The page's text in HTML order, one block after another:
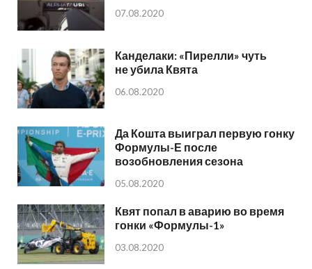
07.08.2020
Канделаки: «Пирелли» чуть
не убила Квята
06.08.2020
Да Кошта выиграл первую гонку
Формулы-Е после
возобновления сезона
05.08.2020
Квят попал в аварию во время
гонки «Формулы-1»
03.08.2020